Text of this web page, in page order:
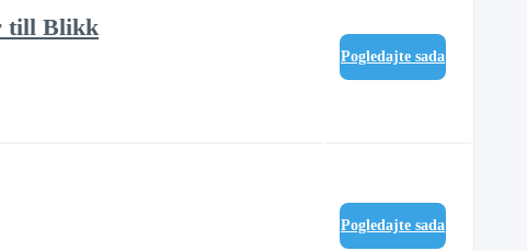
till Blikk
Pogledajte sada
Pogledajte sada